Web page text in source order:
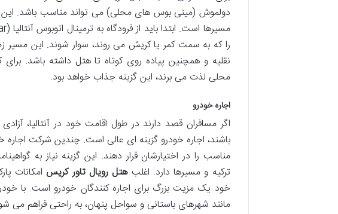
دولموش (مینی بوس های محلی) می تواند مناسب باشد. این
را که به سمت کمر یا کریش می روند، سوار شوند. این
نقلیه و همچنین پیاده روی کوتاه تا هتل داشته باشد.
محلی لذت می برند، این گزینه جذاب خواهد بود.
اجاره خودرو
اگر مسافران قصد دارند در طول اقامت خود در آنتالیا،
باشند، اجاره خودرو گزینه ای عالی است. چندین شرکت اجاره
مناسب را در اختیارشان قرار دهند. این گزینه نیاز به
ترکیه و مسیرها دارد. اغلبهتل رویال تاور کریس امکانات
خود یک مزیت بزرگ برای اجاره کنندگان خودرو است. با
مانند شهرهای باستانی و سواحل پنهان، به راحتی فراهم می